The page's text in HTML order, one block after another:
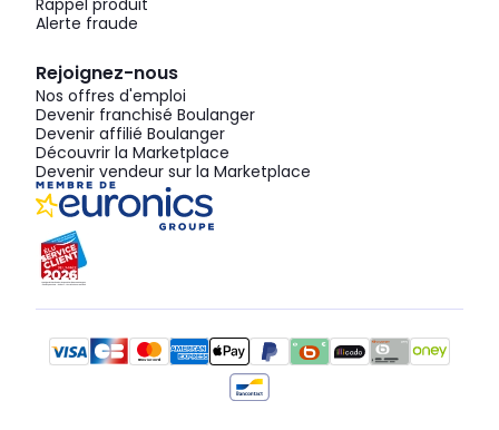
Rappel produit
Alerte fraude
Rejoignez-nous
Nos offres d'emploi
Devenir franchisé Boulanger
Devenir affilié Boulanger
Découvrir la Marketplace
Devenir vendeur sur la Marketplace